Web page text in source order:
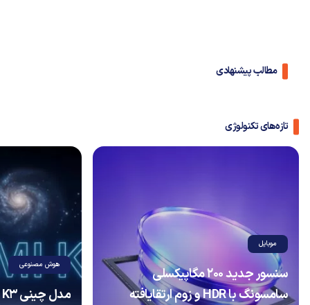
مطالب پیشنهادی
تازه‌های تکنولوژی
موبایل
سنسور جدید ۲۰۰ مگاپیکسلی
سامسونگ با HDR و زوم ارتقایافته
هوش مصنوعی